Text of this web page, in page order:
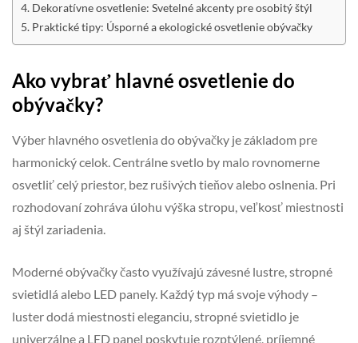
Dekoratívne osvetlenie: Svetelné akcenty pre osobitý štýl
Praktické tipy: Úsporné a ekologické osvetlenie obývačky
Ako vybrať hlavné osvetlenie do
obývačky?
Výber hlavného osvetlenia do obývačky je základom pre
harmonický celok. Centrálne svetlo by malo rovnomerne
osvetliť celý priestor, bez rušivých tieňov alebo oslnenia. Pri
rozhodovaní zohráva úlohu výška stropu, veľkosť miestnosti
aj štýl zariadenia.
Moderné obývačky často využívajú závesné lustre, stropné
svietidlá alebo LED panely. Každý typ má svoje výhody –
luster dodá miestnosti eleganciu, stropné svietidlo je
univerzálne a LED panel poskytuje rozptýlené, príjemné